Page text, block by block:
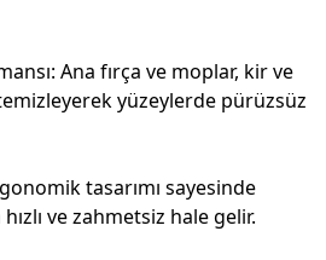
Ana fırça ve moplar, kir ve
yüzeylerde pürüzsüz
tasarımı sayesinde
ve zahmetsiz hale gelir.